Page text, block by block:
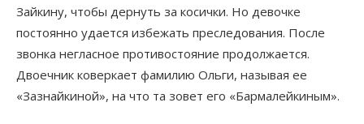
Зайкину, чтобы дернуть за косички. Но девочке
постоянно удается избежать преследования. После
звонка негласное противостояние продолжается.
Двоечник коверкает фамилию Ольги, называя ее
«Зазнайкиной», на что та зовет его «Бармалейкиным».